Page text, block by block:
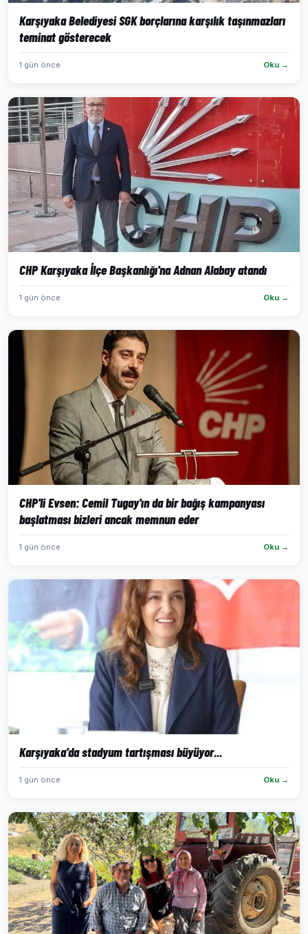
Karşıyaka Belediyesi SGK borçlarına karşılık taşınmazları
teminat gösterecek
1 gün önce Oku →
CHP Karşıyaka İlçe Başkanlığı'na Adnan Alabay atandı
1 gün önce Oku →
CHP'li Evsen: Cemil Tugay'ın da bir bağış kampanyası
başlatması bizleri ancak memnun eder
1 gün önce Oku →
Karşıyaka’da stadyum tartışması büyüyor...
1 gün önce Oku →